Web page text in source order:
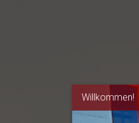
Willkommen!